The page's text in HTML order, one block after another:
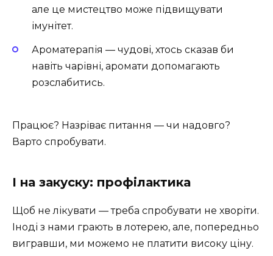
але це мистецтво може підвищувати
імунітет.
Ароматерапія — чудові, хтось сказав би
навіть чарівні, аромати допомагають
розслабитись.
Працює? Назріває питання — чи надовго?
Варто спробувати.
І на закуску: профілактика
Щоб не лікувати — треба спробувати не хворіти.
Іноді з нами грають в лотерею, але, попередньо
вигравши, ми можемо не платити високу ціну.